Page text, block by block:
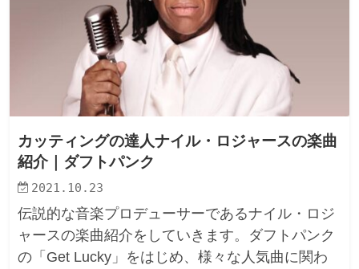
カッティングの達人ナイル・ロジャースの楽曲
紹介｜ダフトパンク
2021.10.23
伝説的な音楽プロデューサーであるナイル・ロジ
ャースの楽曲紹介をしていきます。ダフトパンク
の「Get Lucky」をはじめ、様々な人気曲に関わ